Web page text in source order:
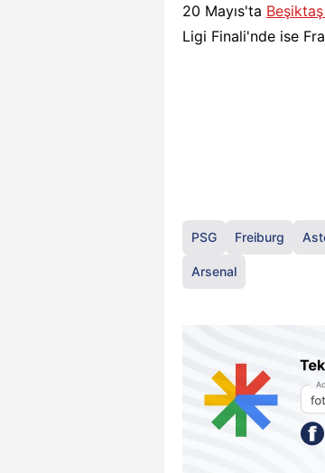
20 Mayıs'ta
Ligi Finali'nde ise
PSG Freiburg
Arsenal